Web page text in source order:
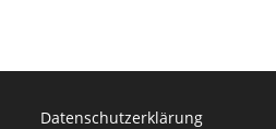
Datenschutzerklärung